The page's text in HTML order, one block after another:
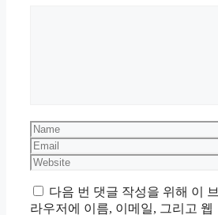
Name
Email
Website
다음 번 댓글 작성을 위해 이 브
라우저에 이름, 이메일, 그리고 웹